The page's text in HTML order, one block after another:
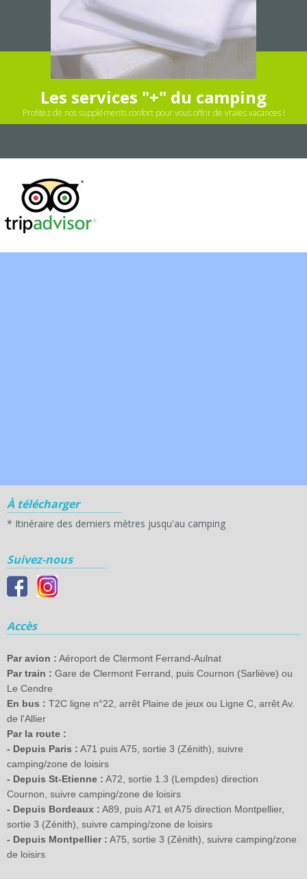
Les services "+" du camping
Profitez de nos suppléments confort pour vous offrir de vraies vacances !
À télécharger
* Itinéraire des derniers mètres jusqu'au camping
Suivez-nous
Accès
Par avion : Aéroport de Clermont Ferrand-Aulnat
Par train : Gare de Clermont Ferrand, puis Cournon (Sarliève) ou
Le Cendre
En bus : T2C ligne n°22, arrêt Plaine de jeux ou Ligne C, arrêt Av.
de l'Allier
Par la route :
- Depuis Paris : A71 puis A75, sortie 3 (Zénith), suivre
camping/zone de loisirs
- Depuis St-Etienne : A72, sortie 1.3 (Lempdes) direction
Cournon, suivre camping/zone de loisirs
- Depuis Bordeaux : A89, puis A71 et A75 direction Montpellier,
sortie 3 (Zénith), suivre camping/zone de loisirs
- Depuis Montpellier : A75, sortie 3 (Zénith), suivre camping/zone
de loisirs